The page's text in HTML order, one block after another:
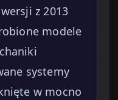
z 2013
modele
systemy
w mocno